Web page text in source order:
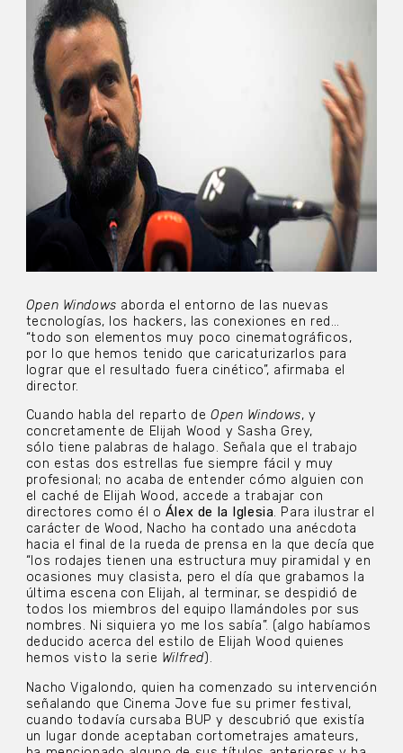
Open Windows aborda el entorno de las nuevas
tecnologías, los hackers, las conexiones en red…
“todo son elementos muy poco cinematográficos,
por lo que hemos tenido que caricaturizarlos para
lograr que el resultado fuera cinético”, afirmaba el
director.
Cuando habla del reparto de Open Windows, y
concretamente de Elijah Wood y Sasha Grey,
sólo tiene palabras de halago. Señala que el trabajo
con estas dos estrellas fue siempre fácil y muy
profesional; no acaba de entender cómo alguien con
el caché de Elijah Wood, accede a trabajar con
directores como él o Álex de la Iglesia. Para ilustrar el
carácter de Wood, Nacho ha contado una anécdota
hacia el final de la rueda de prensa en la que decía que
“los rodajes tienen una estructura muy piramidal y en
ocasiones muy clasista, pero el día que grabamos la
última escena con Elijah, al terminar, se despidió de
todos los miembros del equipo llamándoles por sus
nombres. Ni siquiera yo me los sabía”. (algo habíamos
deducido acerca del estilo de Elijah Wood quienes
hemos visto la serie Wilfred).
Nacho Vigalondo, quien ha comenzado su intervención
señalando que Cinema Jove fue su primer festival,
cuando todavía cursaba BUP y descubrió que existía
un lugar donde aceptaban cortometrajes amateurs,